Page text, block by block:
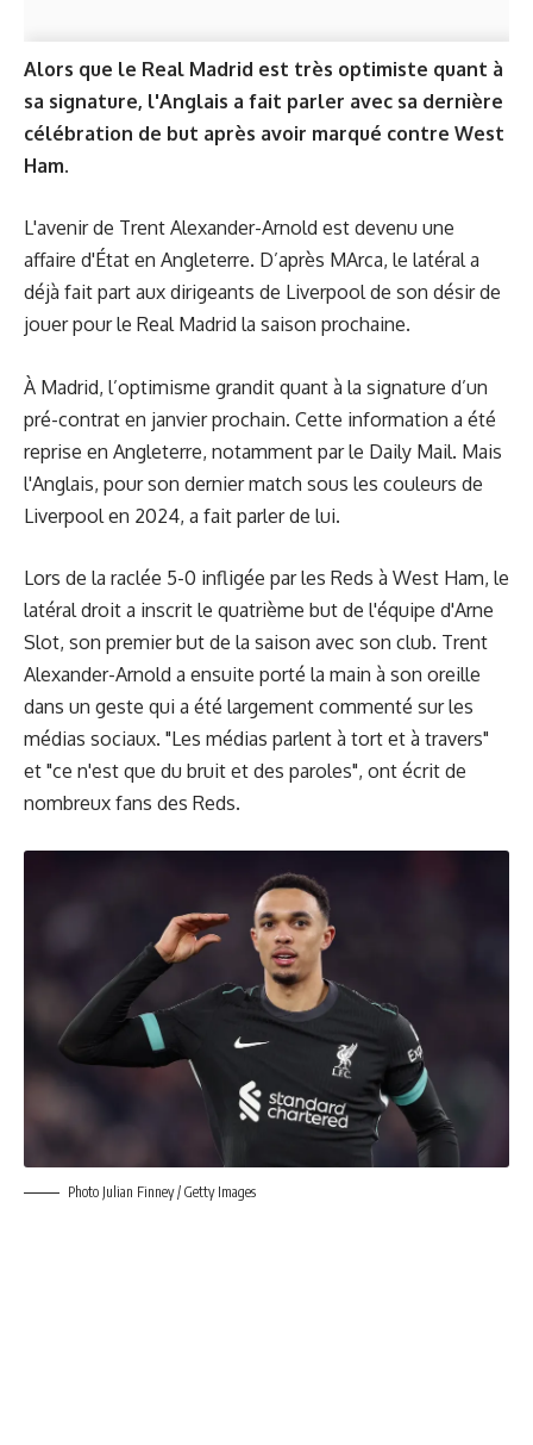
Alors que le Real Madrid est très optimiste quant à
sa signature, l'Anglais a fait parler avec sa dernière
célébration de but après avoir marqué contre West
Ham.
L'avenir de Trent Alexander-Arnold est devenu une
affaire d'État en Angleterre. D’après MArca, le latéral a
déjà fait part aux dirigeants de Liverpool de son désir de
jouer pour le Real Madrid la saison prochaine.
À Madrid, l’optimisme grandit quant à la signature d’un
pré-contrat en janvier prochain. Cette information a été
reprise en Angleterre, notamment par le Daily Mail. Mais
l'Anglais, pour son dernier match sous les couleurs de
Liverpool en 2024, a fait parler de lui.
Lors de la raclée 5-0 infligée par les Reds à West Ham, le
latéral droit a inscrit le quatrième but de l'équipe d'Arne
Slot, son premier but de la saison avec son club. Trent
Alexander-Arnold a ensuite porté la main à son oreille
dans un geste qui a été largement commenté sur les
médias sociaux. "Les médias parlent à tort et à travers"
et "ce n'est que du bruit et des paroles", ont écrit de
nombreux fans des Reds.
Photo Julian Finney / Getty Images